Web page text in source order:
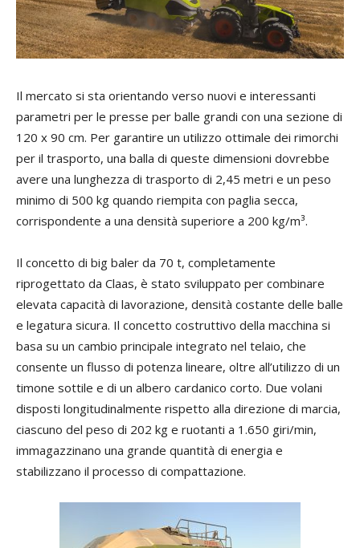
Il mercato si sta orientando verso nuovi e interessanti
parametri per le presse per balle grandi con una sezione di
120 x 90 cm. Per garantire un utilizzo ottimale dei rimorchi
per il trasporto, una balla di queste dimensioni dovrebbe
avere una lunghezza di trasporto di 2,45 metri e un peso
minimo di 500 kg quando riempita con paglia secca,
corrispondente a una densità superiore a 200 kg/m³.
Il concetto di big baler da 70 t, completamente
riprogettato da Claas, è stato sviluppato per combinare
elevata capacità di lavorazione, densità costante delle balle
e legatura sicura. Il concetto costruttivo della macchina si
basa su un cambio principale integrato nel telaio, che
consente un flusso di potenza lineare, oltre all’utilizzo di un
timone sottile e di un albero cardanico corto. Due volani
disposti longitudinalmente rispetto alla direzione di marcia,
ciascuno del peso di 202 kg e ruotanti a 1.650 giri/min,
immagazzinano una grande quantità di energia e
stabilizzano il processo di compattazione.